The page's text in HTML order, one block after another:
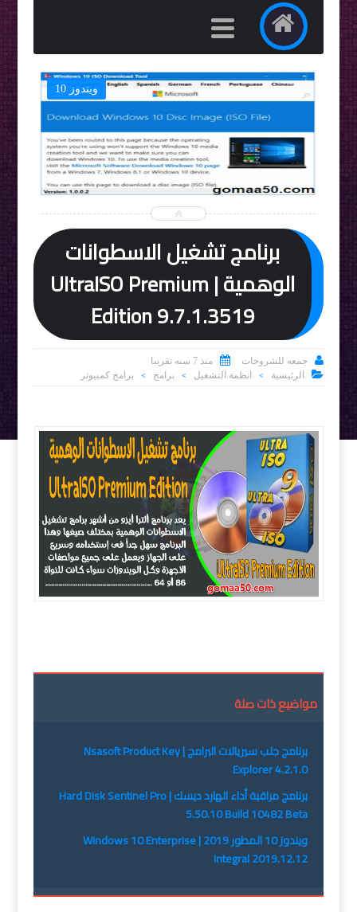
ويندوز 10
برنامج تشغيل الاسطوانات
الوهمية | UltraISO Premium
Edition 9.7.1.3519
 جمعه للشروحات 
منذ 7 سنه تقريبا

الرئيسية > انظمة التشغيل > برامج > برامج كمبيوتر
مواضيع ذات صلة
برنامج جلب سيريالات البرامج | Nsasoft Product Key
Explorer 4.2.1.0
برنامج مراقبة أداء الهارد ديسك | Hard Disk Sentinel Pro
5.50.10 Build 10482 Beta
ويندوز 10 المطور 2019 | Windows 10 Enterprise
Integral 2019.12.12